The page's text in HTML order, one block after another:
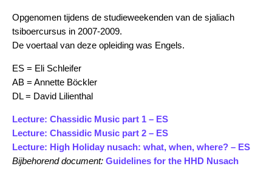
Opgenomen tijdens de studieweekenden van de sjaliach
tsiboercursus in 2007-2009.
De voertaal van deze opleiding was Engels.
ES = Eli Schleifer
AB = Annette Böckler
DL = David Lilienthal
Lecture: Chassidic Music part 1 – ES
Lecture: Chassidic Music part 2 – ES
Lecture: High Holiday nusach: what, when, where? – ES
Bijbehorend document: Guidelines for the HHD Nusach